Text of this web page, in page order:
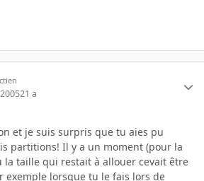
21 a
et je suis surpris que tu aies pu
partitions! Il y a un moment (pour la
la taille qui restait à allouer cevait être
exemple lorsque tu le fais lors de